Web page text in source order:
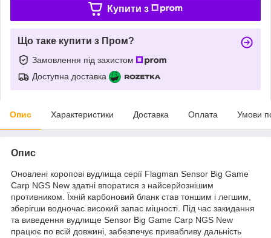
Купити з
Що таке купити з Пром?
Замовлення під захистом
Доступна доставка
Опис Характеристики Доставка Оплата Умови
Опис
Оновлені коропові вудлища серії Flagman Sensor Big Game
Carp NGS New здатні впоратися з найсерйознішим
противником. Їхній карбоновий бланк став тоншим і легшим,
зберігши водночас високий запас міцності. Під час закидання
та виведення вудлище Sensor Big Game Carp NGS New
працює по всій довжині, забезпечує привабливу дальність